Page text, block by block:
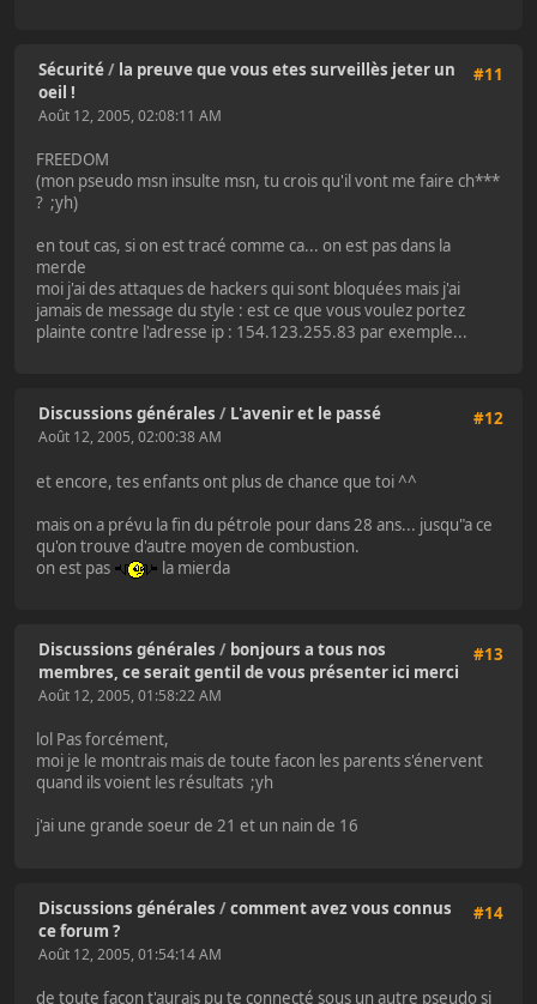
#11
Sécurité/ la preuve que vous etes surveillès jeter un
oeil !
Août 12, 2005, 02:08:11 AM
FREEDOM
(mon pseudo msn insulte msn, tu crois qu'il vont me faire ch***
? ;yh)
en tout cas, si on est tracé comme ca... on est pas dans la
merde
moi j'ai des attaques de hackers qui sont bloquées mais j'ai
jamais de message du style : est ce que vous voulez portez
plainte contre l'adresse ip : 154.123.255.83 par exemple...
#12
Discussions générales / L'avenir et le passé
Août 12, 2005, 02:00:38 AM
et encore, tes enfants ont plus de chance que toi ^^
mais on a prévu la fin du pétrole pour dans 28 ans... jusqu"a ce
qu'on trouve d'autre moyen de combustion.
on est pas
la mierda
#13
Discussions générales / bonjours a tous nos
membres, ce serait gentil de vous présenter ici merci
Août 12, 2005, 01:58:22 AM
lol Pas forcément,
moi je le montrais mais de toute facon les parents s'énervent
quand ils voient les résultats ;yh
j'ai une grande soeur de 21 et un nain de 16
#14
Discussions générales /comment avez vous connus
ce forum ?
Août 12, 2005, 01:54:14 AM
de toute facon t'aurais pu te connecté sous un autre pseudo si